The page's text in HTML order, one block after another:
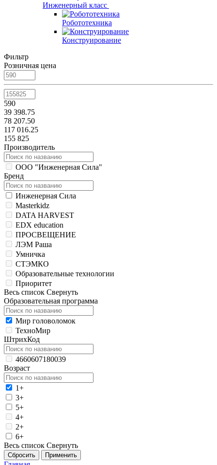
Инженерный класс
Робототехника
Конструирование
Фильтр
Розничная цена
590
39 398.75
78 207.50
117 016.25
155 825
Производитель
ООО "Инженерная Сила"
Бренд
Инженерная Сила
Masterkidz
DATA HARVEST
EDX education
ПРОСВЕЩЕНИЕ
ЛЭМ Раша
Умничка
СТЭМКО
Образовательные технологии
Приоритет
Весь список Свернуть
Образовательная программа
Мир головоломок
ТехноМир
ШтрихКод
4660607180039
Возраст
1+
3+
5+
4+
2+
6+
Весь список Свернуть